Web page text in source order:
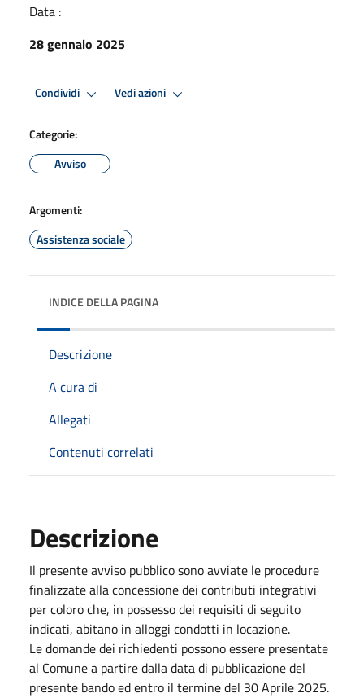
Data :
28 gennaio 2025
Condividi Vedi azioni
Categorie:
Avviso
Argomenti:
Assistenza sociale
INDICE DELLA PAGINA
Descrizione
A cura di
Allegati
Contenuti correlati
Descrizione
Il presente avviso pubblico sono avviate le procedure
finalizzate alla concessione dei contributi integrativi
per coloro che, in possesso dei requisiti di seguito
indicati, abitano in alloggi condotti in locazione.
Le domande dei richiedenti possono essere presentate
al Comune a partire dalla data di pubblicazione del
presente bando ed entro il termine del 30 Aprile 2025.